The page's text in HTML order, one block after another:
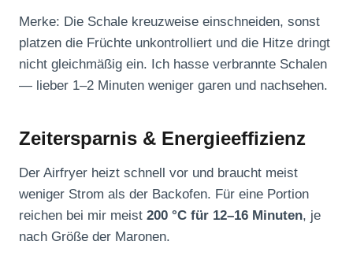
Merke: Die Schale kreuzweise einschneiden, sonst
platzen die Früchte unkontrolliert und die Hitze dringt
nicht gleichmäßig ein. Ich hasse verbrannte Schalen
— lieber 1–2 Minuten weniger garen und nachsehen.
Zeitersparnis & Energieeffizienz
Der Airfryer heizt schnell vor und braucht meist
weniger Strom als der Backofen. Für eine Portion
reichen bei mir meist 200 °C für 12–16 Minuten, je
nach Größe der Maronen.